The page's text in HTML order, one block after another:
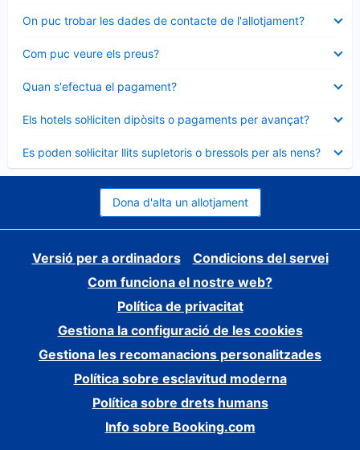
On puc trobar les dades de contacte de l'allotjament?
tancat
Com puc veure els preus?
tancat
Quan s'efectua el pagament?
tancat
Els hotels sol·liciten dipòsits o pagaments per avançat?
tancat
Es poden sol·licitar llits supletoris o bressols per als nens?
tancat
Dona d'alta un allotjament
Versió per a ordinadors
Condicions del servei
Com funciona el nostre web?
Política de privacitat
Gestiona la configuració de les cookies
Gestiona les recomanacions personalitzades
Política sobre esclavitud moderna
Política sobre drets humans
Info sobre Booking.com